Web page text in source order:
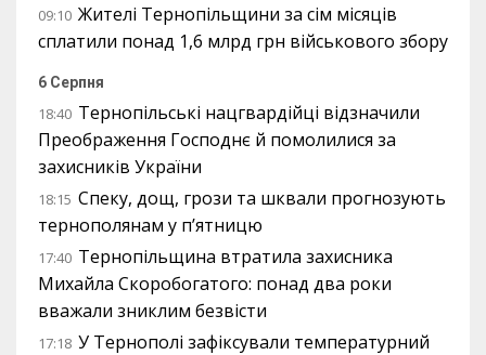
09:10 Жителі Тернопільщини за сім місяців
сплатили понад 1,6 млрд грн військового збору
6 Серпня
18:40 Тернопільські нацгвардійці відзначили
Преображення Господнє й помолилися за
захисників України
18:15 Спеку, дощ, грози та шквали прогнозують
тернополянам у п’ятницю
17:40 Тернопільщина втратила захисника
Михайла Скоробогатого: понад два роки
вважали зниклим безвісти
17:18 У Тернополі зафіксували температурний